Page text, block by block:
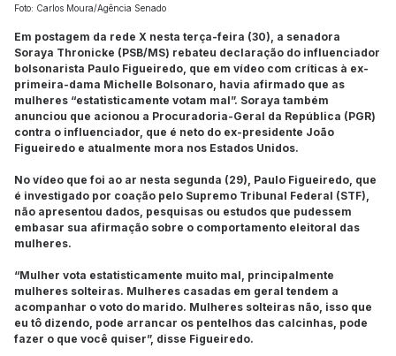
Foto: Carlos Moura/Agência Senado
Em postagem da rede X nesta terça-feira (30), a senadora
Soraya Thronicke (PSB/MS) rebateu declaração do influenciador
bolsonarista Paulo Figueiredo, que em vídeo com críticas à ex-
primeira-dama Michelle Bolsonaro, havia afirmado que as
mulheres “estatisticamente votam mal”. Soraya também
anunciou que acionou a Procuradoria-Geral da República (PGR)
contra o influenciador, que é neto do ex-presidente João
Figueiredo e atualmente mora nos Estados Unidos.
No vídeo que foi ao ar nesta segunda (29), Paulo Figueiredo, que
é investigado por coação pelo Supremo Tribunal Federal (STF),
não apresentou dados, pesquisas ou estudos que pudessem
embasar sua afirmação sobre o comportamento eleitoral das
mulheres.
“Mulher vota estatisticamente muito mal, principalmente
mulheres solteiras. Mulheres casadas em geral tendem a
acompanhar o voto do marido. Mulheres solteiras não, isso que
eu tô dizendo, pode arrancar os pentelhos das calcinhas, pode
fazer o que você quiser”, disse Figueiredo.